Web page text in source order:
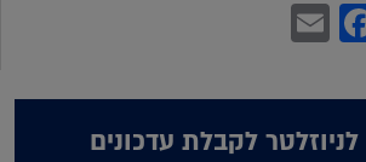
Facebook
לקבלת עדכונים